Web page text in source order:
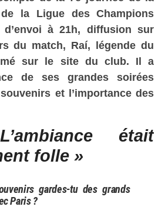
la Ligue des Champions
d’envoi à 21h, diffusion sur
du match, Raí, légende du
sur le site du club. Il a
de ses grandes soirées
et l’importance des
était
folle »
gardes-tu des grands
Paris ?